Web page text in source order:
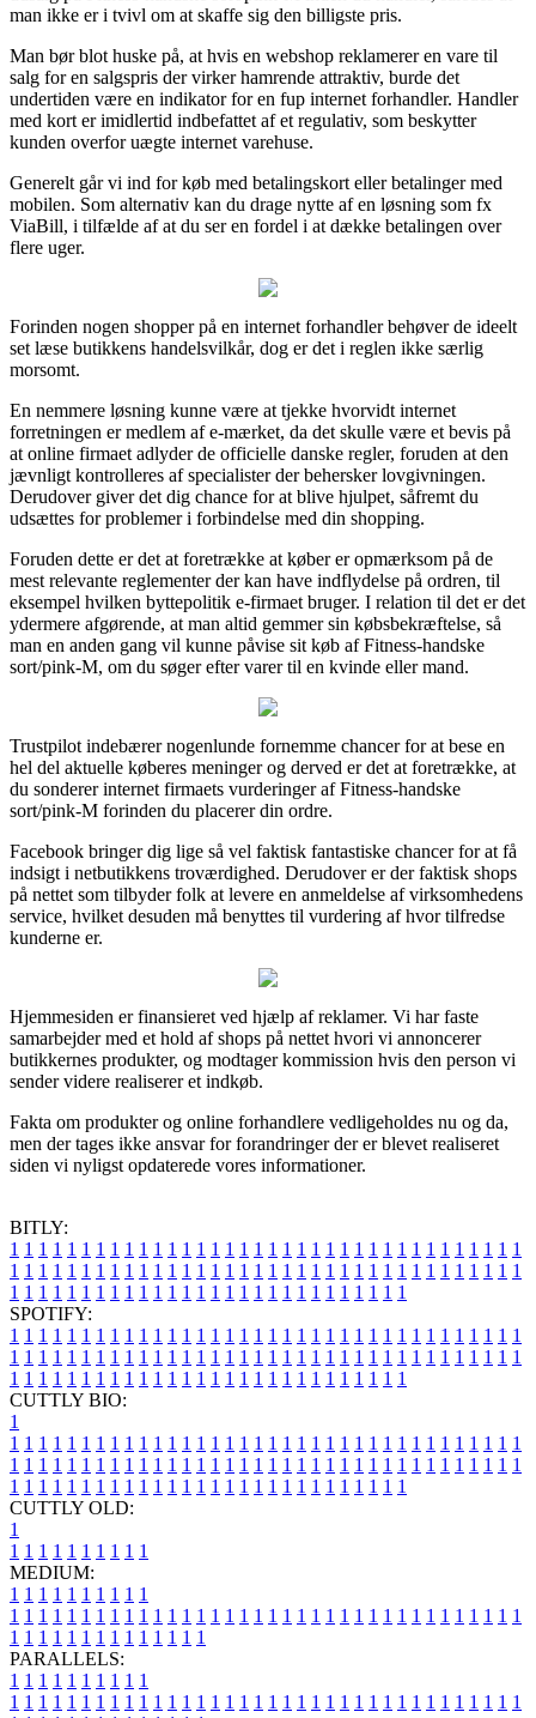
man ikke er i tvivl om at skaffe sig den billigste pris.
Man bør blot huske på, at hvis en webshop reklamerer en vare til
salg for en salgspris der virker hamrende attraktiv, burde det
undertiden være en indikator for en fup internet forhandler. Handler
med kort er imidlertid indbefattet af et regulativ, som beskytter
kunden overfor uægte internet varehuse.
Generelt går vi ind for køb med betalingskort eller betalinger med
mobilen. Som alternativ kan du drage nytte af en løsning som fx
ViaBill, i tilfælde af at du ser en fordel i at dække betalingen over
flere uger.
Forinden nogen shopper på en internet forhandler behøver de ideelt
set læse butikkens handelsvilkår, dog er det i reglen ikke særlig
morsomt.
En nemmere løsning kunne være at tjekke hvorvidt internet
forretningen er medlem af e-mærket, da det skulle være et bevis på
at online firmaet adlyder de officielle danske regler, foruden at den
jævnligt kontrolleres af specialister der behersker lovgivningen.
Derudover giver det dig chance for at blive hjulpet, såfremt du
udsættes for problemer i forbindelse med din shopping.
Foruden dette er det at foretrække at køber er opmærksom på de
mest relevante reglementer der kan have indflydelse på ordren, til
eksempel hvilken byttepolitik e-firmaet bruger. I relation til det er det
ydermere afgørende, at man altid gemmer sin købsbekræftelse, så
man en anden gang vil kunne påvise sit køb af Fitness-handske
sort/pink-M, om du søger efter varer til en kvinde eller mand.
Trustpilot indebærer nogenlunde fornemme chancer for at bese en
hel del aktuelle køberes meninger og derved er det at foretrække, at
du sonderer internet firmaets vurderinger af Fitness-handske
sort/pink-M forinden du placerer din ordre.
Facebook bringer dig lige så vel faktisk fantastiske chancer for at få
indsigt i netbutikkens troværdighed. Derudover er der faktisk shops
på nettet som tilbyder folk at levere en anmeldelse af virksomhedens
service, hvilket desuden må benyttes til vurdering af hvor tilfredse
kunderne er.
Hjemmesiden er finansieret ved hjælp af reklamer. Vi har faste
samarbejder med et hold af shops på nettet hvori vi annoncerer
butikkernes produkter, og modtager kommission hvis den person vi
sender videre realiserer et indkøb.
Fakta om produkter og online forhandlere vedligeholdes nu og da,
men der tages ikke ansvar for forandringer der er blevet realiseret
siden vi nyligst opdaterede vores informationer.
BITLY:
1 1 1 1 1 1 1 1 1 1 1 1 1 1 1 1 1 1 1 1 1 1 1 1 1 1 1 1 1 1 1 1 1 1 1 1
1 1 1 1 1 1 1 1 1 1 1 1 1 1 1 1 1 1 1 1 1 1 1 1 1 1 1 1 1 1 1 1 1 1 1 1
1 1 1 1 1 1 1 1 1 1 1 1 1 1 1 1 1 1 1 1 1 1 1 1 1 1 1 1
SPOTIFY:
1 1 1 1 1 1 1 1 1 1 1 1 1 1 1 1 1 1 1 1 1 1 1 1 1 1 1 1 1 1 1 1 1 1 1 1
1 1 1 1 1 1 1 1 1 1 1 1 1 1 1 1 1 1 1 1 1 1 1 1 1 1 1 1 1 1 1 1 1 1 1 1
1 1 1 1 1 1 1 1 1 1 1 1 1 1 1 1 1 1 1 1 1 1 1 1 1 1 1 1
CUTTLY BIO:
1
1 1 1 1 1 1 1 1 1 1 1 1 1 1 1 1 1 1 1 1 1 1 1 1 1 1 1 1 1 1 1 1 1 1 1 1
1 1 1 1 1 1 1 1 1 1 1 1 1 1 1 1 1 1 1 1 1 1 1 1 1 1 1 1 1 1 1 1 1 1 1 1
1 1 1 1 1 1 1 1 1 1 1 1 1 1 1 1 1 1 1 1 1 1 1 1 1 1 1 1
CUTTLY OLD:
1
1 1 1 1 1 1 1 1 1 1
MEDIUM:
1 1 1 1 1 1 1 1 1 1
1 1 1 1 1 1 1 1 1 1 1 1 1 1 1 1 1 1 1 1 1 1 1 1 1 1 1 1 1 1 1 1 1 1 1 1
1 1 1 1 1 1 1 1 1 1 1 1 1 1
PARALLELS:
1 1 1 1 1 1 1 1 1 1
1 1 1 1 1 1 1 1 1 1 1 1 1 1 1 1 1 1 1 1 1 1 1 1 1 1 1 1 1 1 1 1 1 1 1 1